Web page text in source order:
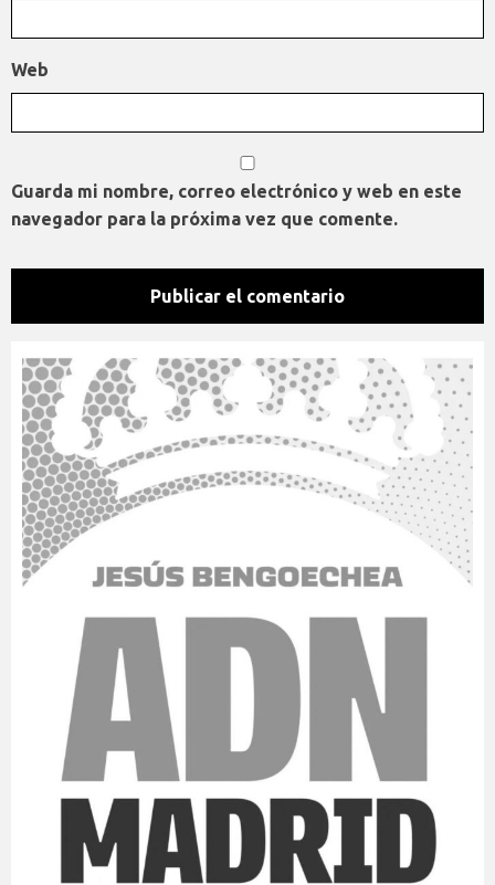
Web
Guarda mi nombre, correo electrónico y web en este
navegador para la próxima vez que comente.